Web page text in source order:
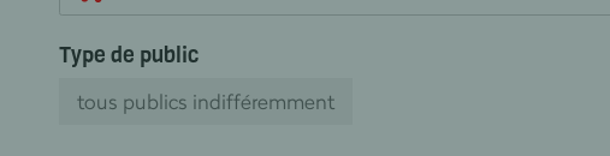
Type de public
tous publics indifféremment